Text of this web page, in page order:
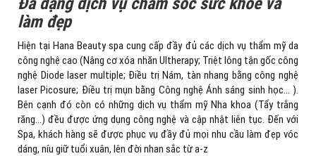
làm đẹp
Hiện tại Hana Beauty spa cung cấp đầy đủ các dịch vụ thẩm mỹ da
công nghệ cao (Nâng cơ xóa nhăn Ultherapy; Triệt lông tận gốc công
nghệ Diode laser multiple; Điều trị Nám, tàn nhang bằng công nghệ
laser Picosure; Điều trị mụn bằng Công nghệ Ánh sáng sinh học… ).
Bên cạnh đó còn có những dịch vụ thẩm mỹ Nha khoa (Tẩy trắng
răng…) đều được ứng dụng công nghệ và cập nhật liên tục. Đến với
Spa, khách hàng sẽ được phục vụ đầy đủ mọi nhu cầu làm đẹp vóc
dáng, níu giữ tuổi xuân, lên đời nhan sắc từ a-z